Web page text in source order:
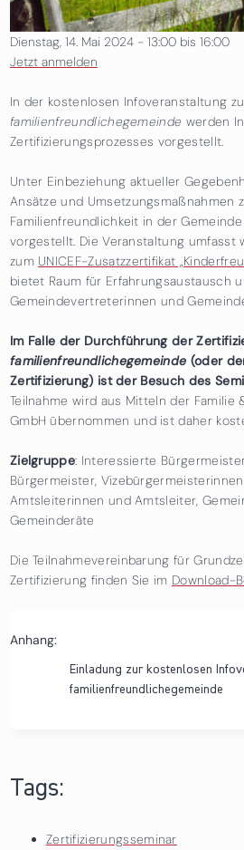
Dienstag, 14. Mai 2024 - 13:00bis 16:00
Jetzt anmelden
In der kostenlosen Infoveranstaltung
familienfreundlichegemeinde werden
Zertifizierungsprozesses vorgestellt.
Unter Einbeziehung aktueller
Ansätze und Umsetzungsmaßnahmen
Familienfreundlichkeit in der
vorgestellt. Die Veranstaltung umfasst
zum UNICEF-Zusatzzertifikat
bietet Raum für Erfahrungsaustausch
Gemeindevertreterinnen und
Im Falle der Durchführung der
familienfreundlichegemeinde (oder
Zertifizierung) ist der Besuch des
Teilnahme wird aus Mitteln der Familie
GmbH übernommen und ist daher
Zielgruppe: Interessierte
Bürgermeister,
Amtsleiterinnen und Amtsleiter,
Gemeinderäte
Die Teilnahmevereinbarung für
Zertifizierung finden Sie im Download-
Anhang:
Einladung zur kostenlosen
familienfreundlichegemeinde
Tags:
Zertifizierungsseminar